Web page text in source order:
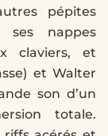
pépites
ses nappes
claviers, et
et Walter
son d’un
totale.